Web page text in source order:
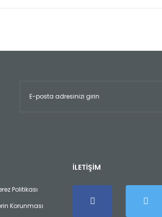
Yorum Yaz
Gönder
Politikası
Korunması
İLETİŞİM